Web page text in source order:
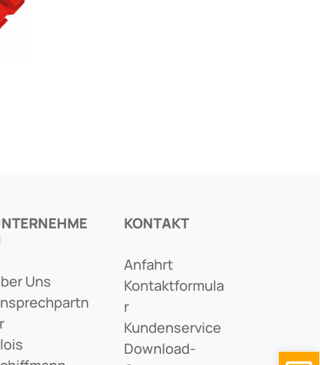
Uns
KONTAKT
Anfahrt
Kontaktformula
R
Kundenservice
Download-